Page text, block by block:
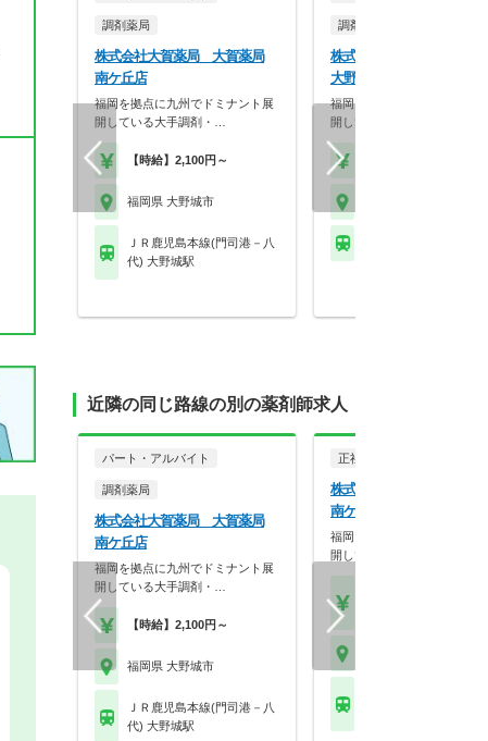
調剤薬局
株式会社大賀薬局 大賀薬局
南ケ丘店
福岡を拠点に九州でドミナント展
開している大手調剤・…
【時給】2,100円～
福岡県 大野城市
ＪＲ鹿児島本線(門司港－八
代) 大野城駅
調剤薬局
株式会社大賀薬局 大賀
大野城大城店
福岡を拠点に九州でドミナン
開している大手調剤・…
近隣の同じ路線の別の薬剤師求人
パート・アルバイト
調剤薬局
株式会社大賀薬局 大賀薬局
南ケ丘店
福岡を拠点に九州でドミナント展
開している大手調剤・…
【時給】2,100円～
福岡県 大野城市
ＪＲ鹿児島本線(門司港－八
代) 大野城駅
正社員
株式会社大賀薬局 大賀
南ケ丘店
福岡を拠点に九州でドミナン
開している大手調剤・…